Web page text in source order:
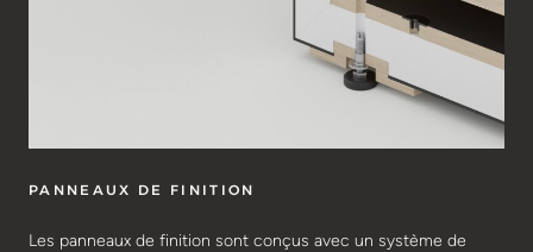
PANNEAUX DE FINITION
Les panneaux de finition sont conçus avec un système de